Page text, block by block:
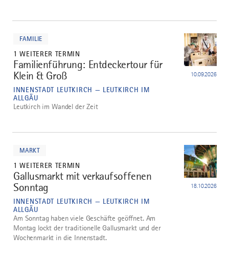
FAMILIE
1 WEITERER TERMIN
4
Familienführung: Entdeckertour für
Klein & Groß
INNENSTADT LEUTKIRCH — LEUTKIRCH IM
ALLGÄU
10.09.2026
Leutkirch im Wandel der Zeit
MARKT
1 WEITERER TERMIN
5
Gallusmarkt mit verkaufsoffenen
Sonntag
INNENSTADT LEUTKIRCH — LEUTKIRCH IM
ALLGÄU
18.10.2026
Am Sonntag haben viele Geschäfte geöffnet. Am
Montag lockt der traditionelle Gallusmarkt und der
Wochenmarkt in die Innenstadt.